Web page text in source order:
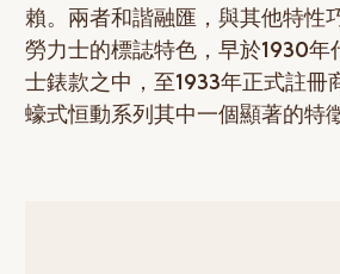
賴。兩者和諧融匯，與其他特性
勞力士的標誌特色，早於1930年
士錶款之中，至1933年正式註冊
蠔式恒動系列其中一個顯著的特徵